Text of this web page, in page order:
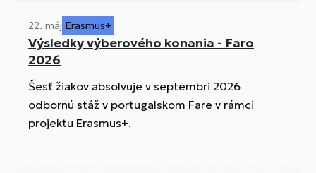
22. máj Erasmus+
Výsledky výberového konania - Faro
2026
Šesť žiakov absolvuje v septembri 2026
odbornú stáž v portugalskom Fare v rámci
projektu Erasmus+.